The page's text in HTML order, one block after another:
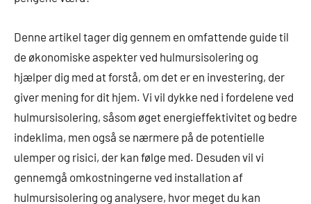
Denne artikel tager dig gennem en omfattende guide til
de økonomiske aspekter ved hulmursisolering og
hjælper dig med at forstå, om det er en investering, der
giver mening for dit hjem. Vi vil dykke ned i fordelene ved
hulmursisolering, såsom øget energieffektivitet og bedre
indeklima, men også se nærmere på de potentielle
ulemper og risici, der kan følge med. Desuden vil vi
gennemgå omkostningerne ved installation af
hulmursisolering og analysere, hvor meget du kan